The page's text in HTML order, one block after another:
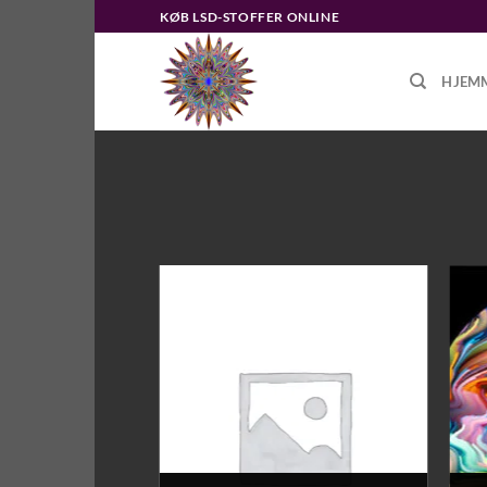
til
KØB LSD-STOFFER ONLINE